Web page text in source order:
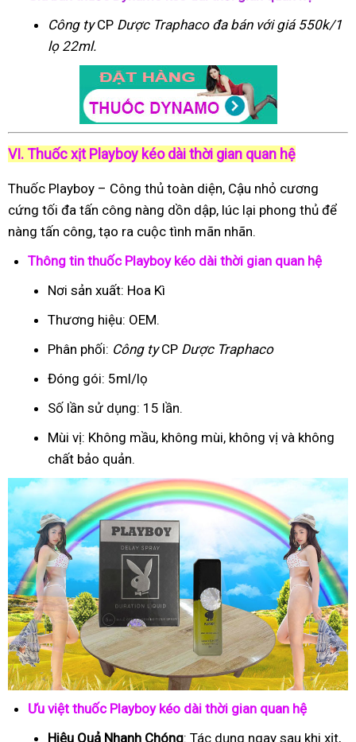
Công tyCP Dược Traphacođa bán với giá 550k/1
lọ 22ml.
VI. Thuốc xịt Playboy kéo dài thời gian quan hệ
Thuốc Playboy – Công thủ toàn diện, Cậu nhỏ cương
cứng tối đa tấn công nàng dồn dập, lúc lại phong thủ để
nàng tấn công, tạo ra cuộc tình mãn nhãn.
Thông tin thuốc Playboy kéo dài thời gian quan hệ
Nơi sản xuất: Hoa Kì
Thương hiệu: OEM.
Phân phối: Công tyCP Dược Traphaco
Đóng gói: 5ml/lọ
Số lần sử dụng: 15 lần.
Mùi vị: Không mầu, không mùi, không vị và không
chất bảo quản.
Ưu việt thuốc Playboy kéo dài thời gian quan hệ
Hiệu Quả Nhanh Chóng: Tác dụng ngay sau khi xịt,